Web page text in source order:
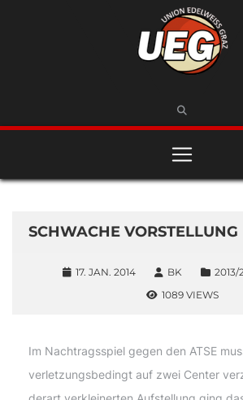
SCHWACHE VORSTELLUNG
17. JAN. 2014 BK 2013/
1089 VIEWS
Im Nachtragsspiel gegen den ATSE
verletzungsbedingt auf zwei Center